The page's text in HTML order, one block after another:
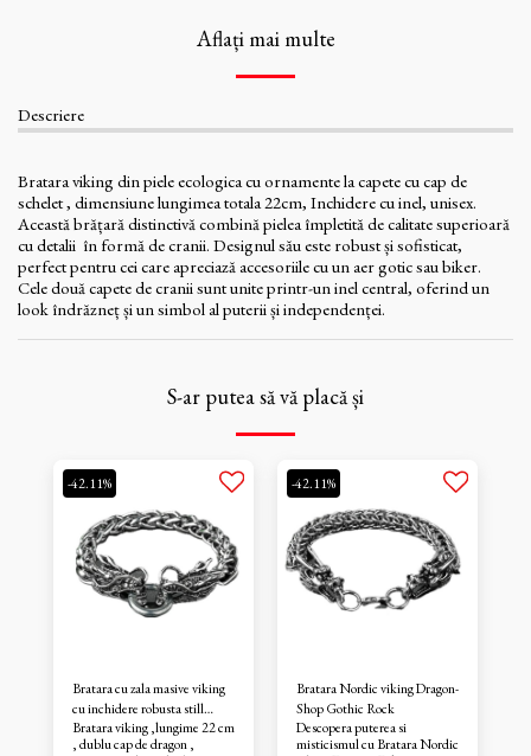
Aflați mai multe
Descriere
Bratara viking din piele ecologica cu ornamente la capete cu cap de
schelet , dimensiune lungimea totala 22cm, Inchidere cu inel, unisex.
Această brățară distinctivă combină pielea împletită de calitate superioară
cu detalii în formă de cranii. Designul său este robust și sofisticat,
perfect pentru cei care apreciază accesoriile cu un aer gotic sau biker.
Cele două capete de cranii sunt unite printr-un inel central, oferind un
look îndrăzneț și un simbol al puterii și independenței.
S-ar putea să vă placă și
-42.11%
Bratara cu zala masive viking
cu inchidere robusta still
biker/streetwear
Bratara viking ,lungime 22 cm
, dublu cap de dragon ,
-42.11%
Bratara Nordic viking Dragon-
Shop Gothic Rock
Descopera puterea si
misticismul cu Bratara Nordic